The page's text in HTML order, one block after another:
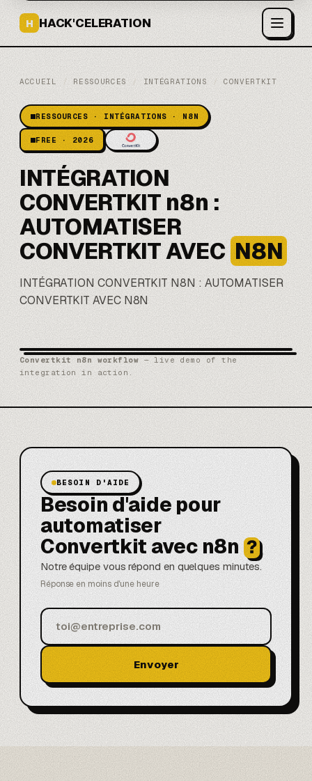
H HACK'CELERATION
ACCUEIL / RESSOURCES / INTÉGRATIONS / CONVERTKIT
RESSOURCES · INTÉGRATIONS · N8N
FREE · 2026
INTÉGRATION
CONVERTKIT n8n :
AUTOMATISER
CONVERTKIT AVEC N8N
INTÉGRATION CONVERTKITN8N: AUTOMATISER
CONVERTKIT AVEC N8N
Convertkit n8n workflow — live demo of the
integration in action.
BESOIN D'AIDE
Besoin d'aide pour
automatiser
Convertkit avec n8n ?
Notre équipe vous répond en quelques minutes.
Réponse en moins d'une heure
Envoyer